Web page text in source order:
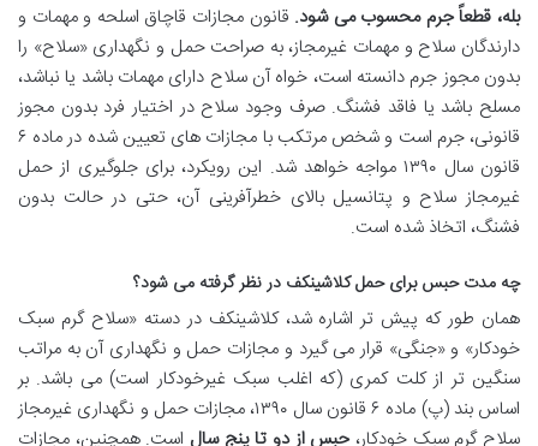
بله، قطعاً جرم محسوب می شود. قانون مجازات قاچاق اسلحه و مهمات و
دارندگان سلاح و مهمات غیرمجاز، به صراحت حمل و نگهداری «سلاح» را
بدون مجوز جرم دانسته است، خواه آن سلاح دارای مهمات باشد یا نباشد،
مسلح باشد یا فاقد فشنگ. صرف وجود سلاح در اختیار فرد بدون مجوز
قانونی، جرم است و شخص مرتکب با مجازات های تعیین شده در ماده ۶
قانون سال ۱۳۹۰ مواجه خواهد شد. این رویکرد، برای جلوگیری از حمل
غیرمجاز سلاح و پتانسیل بالای خطرآفرینی آن، حتی در حالت بدون
فشنگ، اتخاذ شده است.
چه مدت حبس برای حمل کلاشینکف در نظر گرفته می شود؟
همان طور که پیش تر اشاره شد، کلاشینکف در دسته «سلاح گرم سبک
خودکار» و «جنگی» قرار می گیرد و مجازات حمل و نگهداری آن به مراتب
سنگین تر از کلت کمری (که اغلب سبک غیرخودکار است) می باشد. بر
اساس بند (پ) ماده ۶ قانون سال ۱۳۹۰، مجازات حمل و نگهداری غیرمجاز
سلاح گرم سبک خودکار،حبس از دو تا پنج سال است. همچنین، مجازات